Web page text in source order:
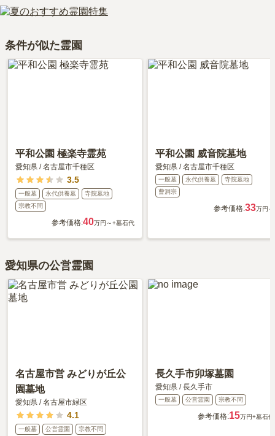
確認ください。
当サイトに寄せられた総合評価は、3.8点です。特に交通利便性、
設備・環境、管理状況、周辺施設が高く評価されています。
心が落ち着きます、少しだけ歩くと、法事や数人の食事に利用でき
る食事どころもあり、和食メニューが中心で助かっています。」と
いったお声をいただいております。
条件が似た霊園
平和公園 極楽寺霊苑
愛知県 /名古屋市千種区
3.5
一般墓 永代供養墓
寺院墓地
宗教不問
参考価格:40万円～+墓石代
平和公園 威音院墓地
愛知県 /名古屋市千種区
一般墓 永代供養墓
寺院墓地
曹洞宗
参考価格:33万円～
愛知県の公営霊園
名古屋市営 みどりが丘公
園墓地
愛知県 /名古屋市緑区
4.1
一般墓 公営霊園 宗教不問
長久手市卯塚墓園
愛知県 /長久手市
一般墓 公営霊園 宗教不問
参考価格:15万円+墓石代